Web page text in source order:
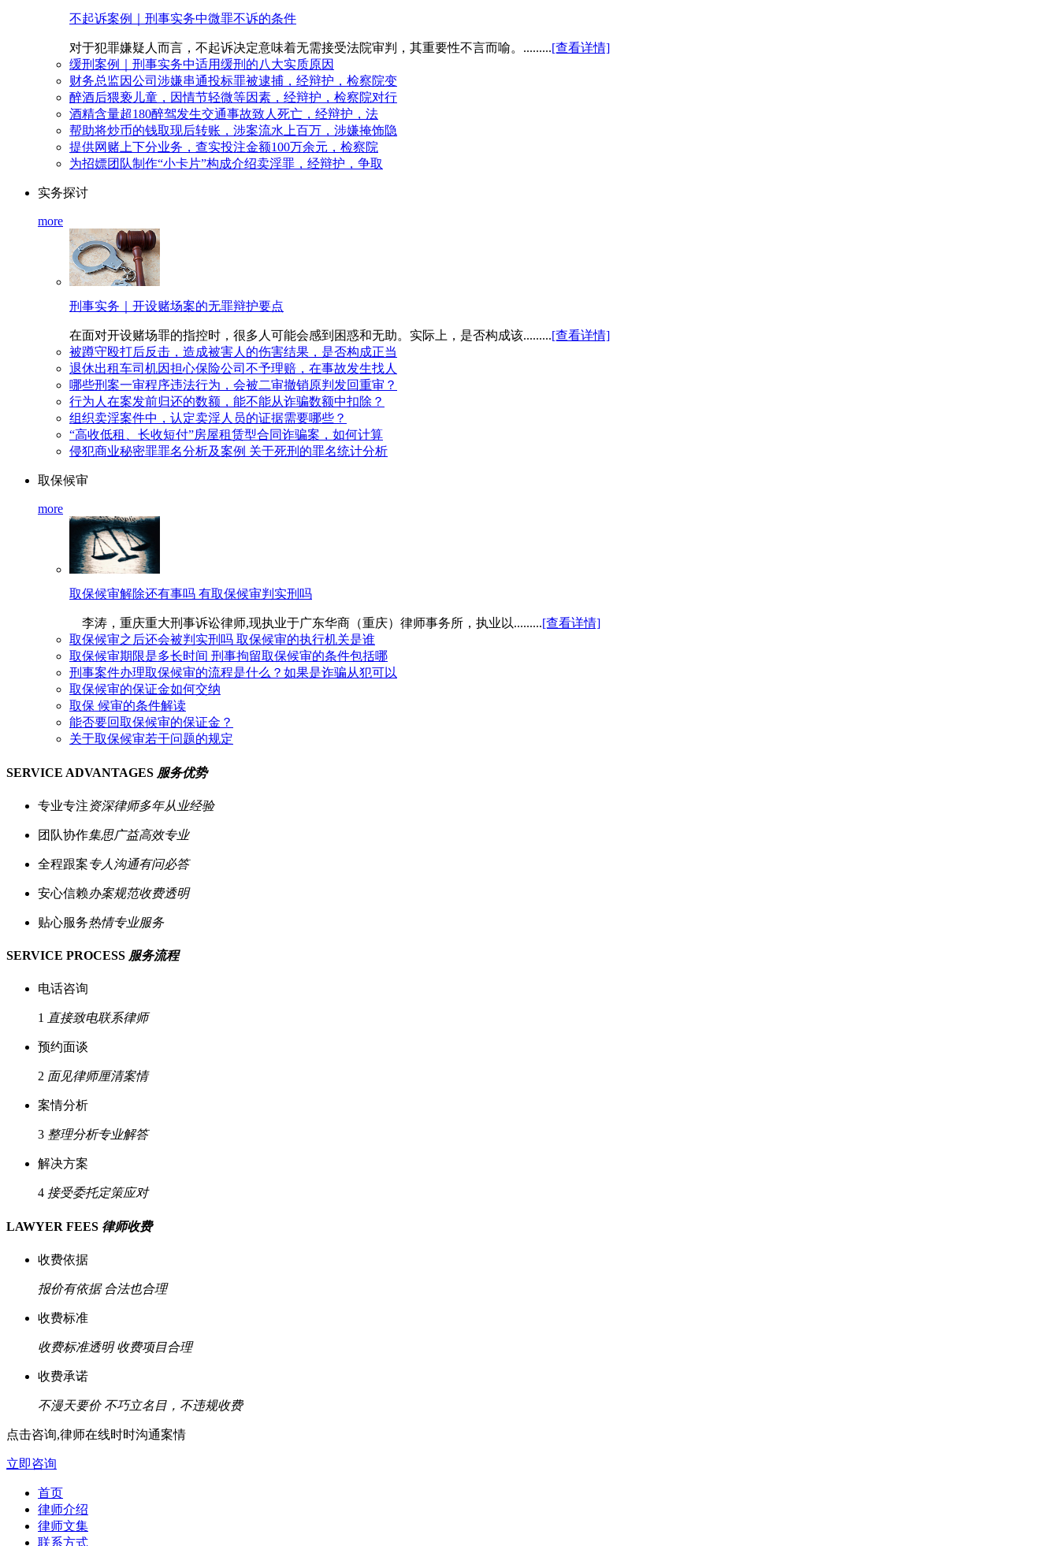
不起诉案例｜刑事实务中微罪不诉的条件
对于犯罪嫌疑人而言，不起诉决定意味着无需接受法院审判，其重要性不言而喻。.........[查看详情]
缓刑案例｜刑事实务中适用缓刑的八大实质原因
财务总监因公司涉嫌串通投标罪被逮捕，经辩护，检察院变
醉酒后猥亵儿童，因情节轻微等因素，经辩护，检察院对行
酒精含量超180醉驾发生交通事故致人死亡，经辩护，法
帮助将炒币的钱取现后转账，涉案流水上百万，涉嫌掩饰隐
提供网赌上下分业务，查实投注金额100万余元，检察院
为招嫖团队制作“小卡片”构成介绍卖淫罪，经辩护，争取
实务探讨
more
刑事实务｜开设赌场案的无罪辩护要点
在面对开设赌场罪的指控时，很多人可能会感到困惑和无助。实际上，是否构成该.........[查看详情]
被蹲守殴打后反击，造成被害人的伤害结果，是否构成正当
退休出租车司机因担心保险公司不予理赔，在事故发生找人
哪些刑案一审程序违法行为，会被二审撤销原判发回重审？
行为人在案发前归还的数额，能不能从诈骗数额中扣除？
组织卖淫案件中，认定卖淫人员的证据需要哪些？
“高收低租、长收短付”房屋租赁型合同诈骗案，如何计算
侵犯商业秘密罪罪名分析及案例 关于死刑的罪名统计分析
取保候审
more
取保候审解除还有事吗 有取保候审判实刑吗
李涛，重庆重大刑事诉讼律师,现执业于广东华商（重庆）律师事务所，执业以.........[查看详情]
取保候审之后还会被判实刑吗 取保候审的执行机关是谁
取保候审期限是多长时间 刑事拘留取保候审的条件包括哪
刑事案件办理取保候审的流程是什么？如果是诈骗从犯可以
取保候审的保证金如何交纳
取保 候审的条件解读
能否要回取保候审的保证金？
关于取保候审若干问题的规定
SERVICE ADVANTAGES 服务优势
专业专注资深律师多年从业经验
团队协作集思广益高效专业
全程跟案专人沟通有问必答
安心信赖办案规范收费透明
贴心服务热情专业服务
SERVICE PROCESS 服务流程
电话咨询
1 直接致电联系律师
预约面谈
2 面见律师厘清案情
案情分析
3 整理分析专业解答
解决方案
4 接受委托定策应对
LAWYER FEES 律师收费
收费依据
报价有依据 合法也合理
收费标准
收费标准透明 收费项目合理
收费承诺
不漫天要价 不巧立名目，不违规收费
点击咨询,律师在线时时沟通案情
立即咨询
首页
律师介绍
律师文集
联系方式